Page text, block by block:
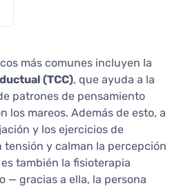
más comunes incluyen la
(TCC), que ayuda a la
patrones de pensamiento
los mareos. Además de esto, a
y los ejercicios de
tensión y calman la percepción
también la fisioterapia
— gracias a ella, la persona